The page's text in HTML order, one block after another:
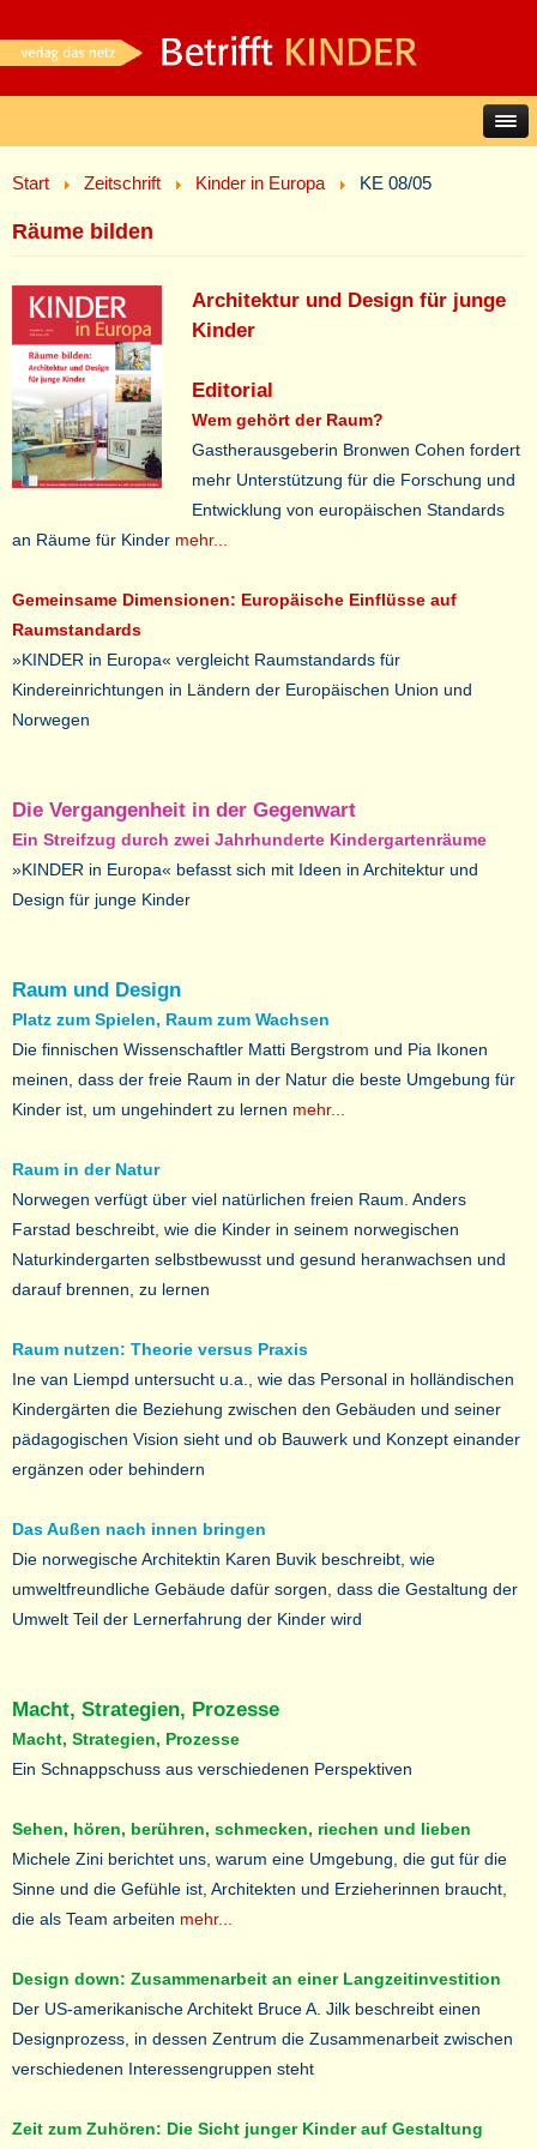
Start Zeitschrift Kinder in Europa KE 08/05
Räume bilden
Architektur und Design für junge
Kinder
Editorial
Wem gehört der Raum?
Gastherausgeberin Bronwen Cohen fordert
mehr Unterstützung für die Forschung und
Entwicklung von europäischen Standards
an Räume für Kinder mehr...
Gemeinsame Dimensionen: Europäische Einflüsse auf
Raumstandards
»KINDER in Europa« vergleicht Raumstandards für
Kindereinrichtungen in Ländern der Europäischen Union und
Norwegen
Die Vergangenheit in der Gegenwart
Ein Streifzug durch zwei Jahrhunderte Kindergartenräume
»KINDER in Europa« befasst sich mit Ideen in Architektur und
Design für junge Kinder
Raum und Design
Platz zum Spielen, Raum zum Wachsen
Die finnischen Wissenschaftler Matti Bergstrom und Pia Ikonen
meinen, dass der freie Raum in der Natur die beste Umgebung für
Kinder ist, um ungehindert zu lernen mehr...
Raum in der Natur
Norwegen verfügt über viel natürlichen freien Raum. Anders
Farstad beschreibt, wie die Kinder in seinem norwegischen
Naturkindergarten selbstbewusst und gesund heranwachsen und
darauf brennen, zu lernen
Raum nutzen: Theorie versus Praxis
Ine van Liempd untersucht u.a., wie das Personal in holländischen
Kindergärten die Beziehung zwischen den Gebäuden und seiner
pädagogischen Vision sieht und ob Bauwerk und Konzept einander
ergänzen oder behindern
Das Außen nach innen bringen
Die norwegische Architektin Karen Buvik beschreibt, wie
umweltfreundliche Gebäude dafür sorgen, dass die Gestaltung der
Umwelt Teil der Lernerfahrung der Kinder wird
Macht, Strategien, Prozesse
Macht, Strategien, Prozesse
Ein Schnappschuss aus verschiedenen Perspektiven
Sehen, hören, berühren, schmecken, riechen und lieben
Michele Zini berichtet uns, warum eine Umgebung, die gut für die
Sinne und die Gefühle ist, Architekten und Erzieherinnen braucht,
die als Team arbeiten mehr...
Design down: Zusammenarbeit an einer Langzeitinvestition
Der US-amerikanische Architekt Bruce A. Jilk beschreibt einen
Designprozess, in dessen Zentrum die Zusammenarbeit zwischen
verschiedenen Interessengruppen steht
Zeit zum Zuhören: Die Sicht junger Kinder auf Gestaltung